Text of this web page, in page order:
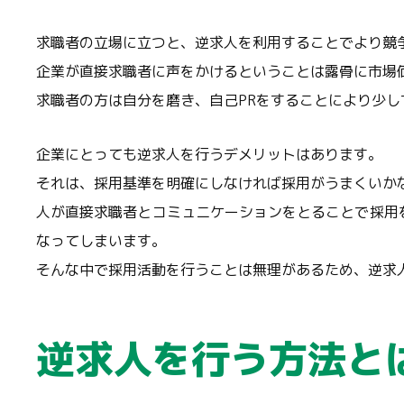
求職者の立場に立つと、逆求人を利用することでより
企業が直接求職者に声をかけるということは露骨に市
求職者の方は自分を磨き、自己PRをすることにより少
企業にとっても逆求人を行うデメリットはあります。
それは、採用基準を明確にしなければ採用がうまくいか
人が直接求職者とコミュニケーションをとることで採
なってしまいます。
そんな中で採用活動を行うことは無理があるため、逆
逆求人を行う方法と